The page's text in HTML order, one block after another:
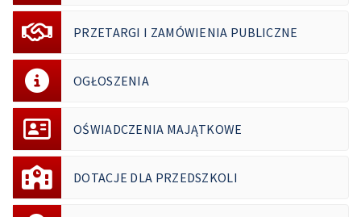
PRZETARGI I ZAMÓWIENIA PUBLICZNE
OGŁOSZENIA
OŚWIADCZENIA MAJĄTKOWE
DOTACJE DLA PRZEDSZKOLI